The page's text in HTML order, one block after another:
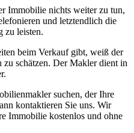
Immobilie nichts weiter zu tun,
und letztendlich die
zu leisten.
beim Verkauf gibt, weiß der
schätzen. Der Makler dient in
suchen, der Ihre
kontaktieren Sie uns. Wir
Immobilie kostenlos und ohne